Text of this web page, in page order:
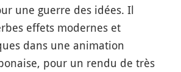
une guerre des idées. Il
effets modernes et
dans une animation
pour un rendu de très